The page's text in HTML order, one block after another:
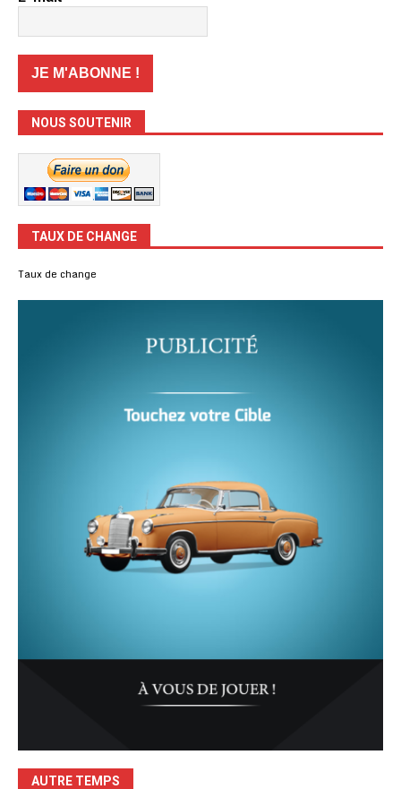
NOUS SOUTENIR
TAUX DE CHANGE
Taux de change
AUTRE TEMPS